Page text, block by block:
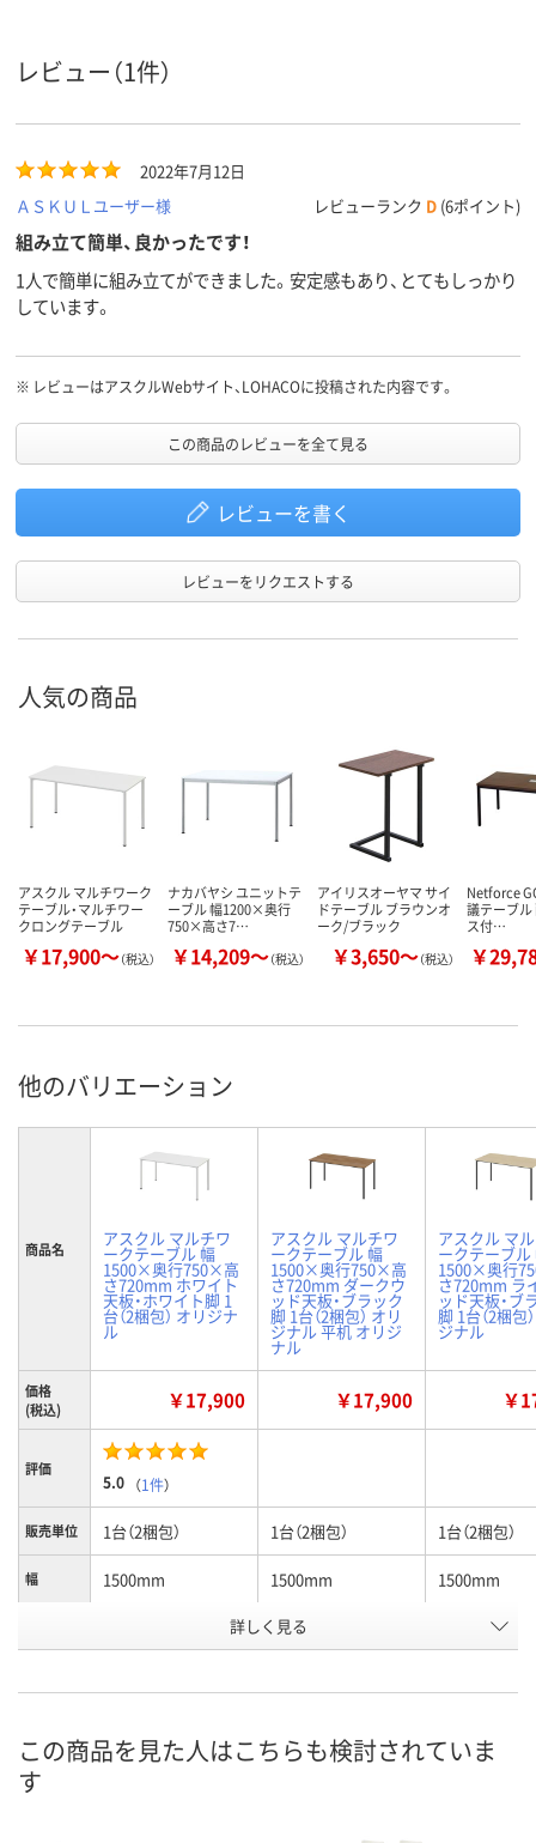
レビュー（1件）
2022年7月12日
ＡＳＫＵＬユーザー様
レビューランク D (6ポイント)
組み立て簡単、良かったです！
1人で簡単に組み立てができました。安定感もあり、とてもしっかり
しています。
※ レビューはアスクルWebサイト、LOHACOに投稿された内容です。
この商品のレビューを全て見る
レビューを書く
レビューをリクエストする
人気の商品
アスクル マルチワーク
テーブル・マルチワー
クロングテーブル
￥17,900～（税込）
ナカバヤシ ユニットテ
ーブル 幅1200×奥行
750×高さ7…
￥14,209～（税込）
アイリスオーヤマ サイ
ドテーブル ブラウンオ
ーク/ブラック
￥3,650～（税込）
Netforce
議テーブ
ス付…
￥
他のバリエーション
商品名 アスクル マルチワ
ークテーブル 幅
1500×奥行750×高
さ720mm ホワイト
天板・ホワイト脚 1
台（2梱包） オリジナ
ル
アスクル マルチワ
ークテーブル 幅
1500×奥行750×高
さ720mm ダークウ
ッド天板・ブラック
脚 1台（2梱包） オリ
ジナル 平机 オリジ
ナル
アスクル マ
ークテーブル
1500×奥行
さ720mm ラ
ッド天板・ブ
脚 1台（2梱包
ジナル
価格
(税込)
￥17,900 ￥17,900 ￥
評価
5.0 （1件）
販売単位 1台（2梱包） 1台（2梱包） 1台（2梱包）
幅 1500mm 1500mm 1500mm
750mm 750mm
ホワイト
脚：ブラック
脚：ブラック
お申込番
号
AR75784 AR75787 AR75786
詳しく見る
この商品を見た人はこちらも検討されていま
す